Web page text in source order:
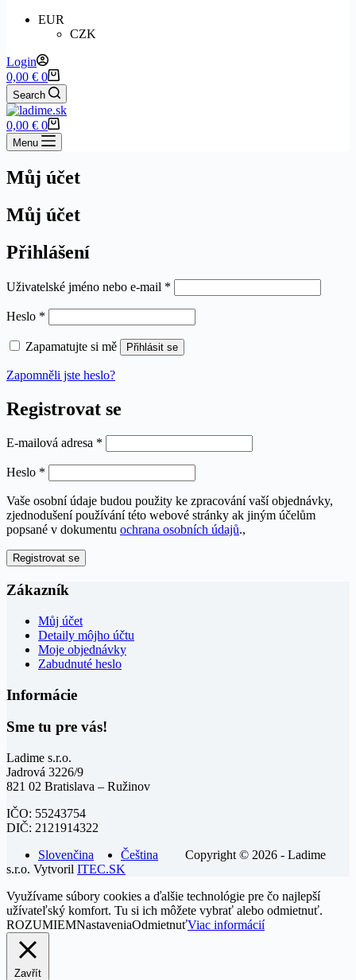
EUR
CZK
Login
Shopping
cart
0,00 € 0
Search
Shopping
cart
0,00 € 0
Menu
Můj účet
Můj účet
Přihlášení
Uživatelské jméno nebo e-mail *
Heslo *
Zapamatujte si mě Přihlásit se
Zapomněli jste heslo?
Registrovat se
E-mailová adresa *
Heslo *
Vaše osobní údaje budou použity ke zpracování vaší objednávky,
zjednodušení používání této webové stránky ak jiným účelům
popsané v dokumentu ochrana osobních údajů.,
Registrovat se
Zákazník
Můj účet
Detaily môjho účtu
Moje objednávky
Zabudnuté heslo
Informácie
Sme tu pre vás!
Ladime s.r.o.
Jadrová 3226/9
821 02 Bratislava – Ružinov
IČO: 55243754
DIČ: 2121914322
Slovenčina
Čeština
Copyright © 2026 - Ladime
s.r.o. Vytvoril ITEC.SK
Využívame súbory cookies a ďalšie technológie pre čo najlepší
užívateľský komfort. Tu si ich môžete vybrať alebo odmietnuť.
ROZUMIEMNastaveniaOdmietnuťViac informácií
Zavřít